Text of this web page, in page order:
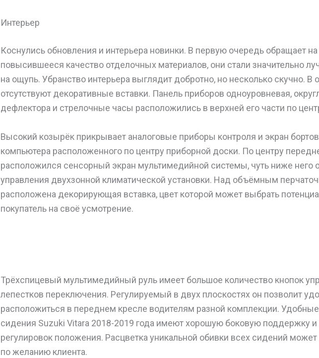
Интерьер
Коснулись обновления и интерьера новинки. В первую очередь обращает
повысившееся качество отделочных материалов, они стали значительно
на ощупь. Убранство интерьера выглядит добротно, но несколько скучно. В
отсутствуют декоративные вставки. Панель приборов одноуровневая,
дефлектора и стрелочные часы расположились в верхней его части по
Высокий козырёк прикрывает аналоговые приборы контроля и экран
компьютера расположенного по центру приборной доски. По центру
расположился сенсорный экран мультимедийной системы, чуть ниже него
управления двухзонной климатической установки. Над объёмным
расположена декорирующая вставка, цвет которой может выбрать
покупатель на своё усмотрение.
Трёхспицевый мультимедийный руль имеет большое количество кнопок
лепестков переключения. Регулируемый в двух плоскостях он позволит
расположиться в переднем кресле водителям разной комплекции.
сидения Suzuki Vitara 2018-2019 года имеют хорошую боковую поддержку
регулировок положения. Расцветка уникальной обивки всех сидений
по желанию клиента.